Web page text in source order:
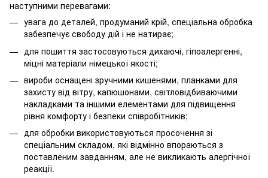
наступними перевагами:
увага до деталей, продуманий крій, спеціальна обробка
забезпечує свободу дій і не натирає;
для пошиття застосовуються дихаючі, гіпоалергенні,
міцні матеріали німецької якості;
вироби оснащені зручними кишенями, планками для
захисту від вітру, капюшонами, світловідбиваючими
накладками та іншими елементами для підвищення
рівня комфорту і безпеки співробітників;
для обробки використовуються просочення зі
спеціальним складом, які відмінно впораються з
поставленим завданням, але не викликають алергічної
реакції.